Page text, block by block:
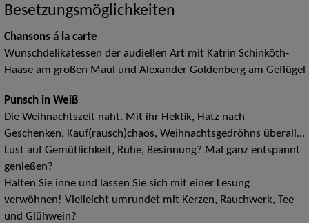
Besetzungsmöglichkeiten
Chansons á la carte
Wunschdelikatessen der audiellen Art mit Katrin Schinköth-
Haase am großen Maul und Alexander Goldenberg am Geflügel
Punsch in Weiß
Die Weihnachtszeit naht. Mit ihr Hektik, Hatz nach
Geschenken, Kauf(rausch)chaos, Weihnachtsgedröhns überall...
Lust auf Gemütlichkeit, Ruhe, Besinnung? Mal ganz entspannt
genießen?
Halten Sie inne und lassen Sie sich mit einer Lesung
verwöhnen! Vielleicht umrundet mit Kerzen, Rauchwerk, Tee
und Glühwein?